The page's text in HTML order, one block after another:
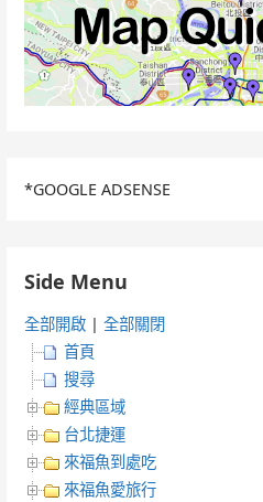
*GOOGLE ADSENSE
Side Menu
全部開啟 |全部關閉
首頁
搜尋
經典區域
台北捷運
來福魚到處吃
來福魚愛旅行